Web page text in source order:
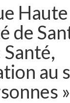
Haute
de
Santé,
au
»